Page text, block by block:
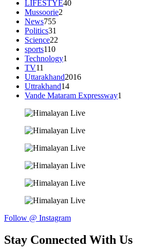
LIFESTYE40
Mussoorie2
News755
Politics31
Science22
sports110
Technology1
TV11
Uttarakhand2016
Uttrakhand14
Vande Mataram Expressway1
Follow @ Instagram
Stay Connected With Us